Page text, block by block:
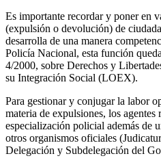
Es importante recordar y poner en
(expulsión o devolución) de
desarrolla de una manera
Policía Nacional, esta función
4/2000, sobre Derechos y
su Integración Social (LOEX).
Para gestionar y conjugar la labor
materia de expulsiones, los agentes
especialización policial además de
otros organismos oficiales
Delegación y Subdelegación del